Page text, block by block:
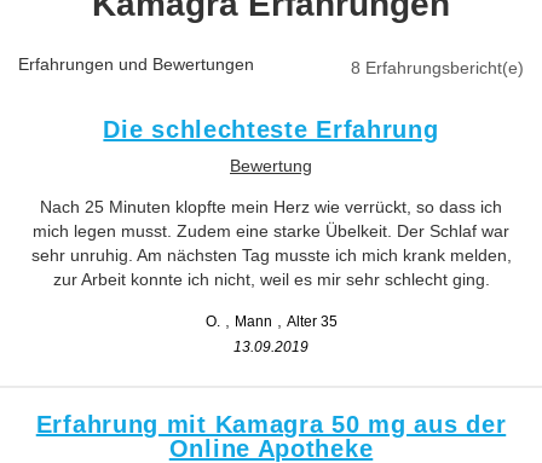
Erfahrungen und Bewertungen 8 Erfahrungsbericht(e)
Die schlechteste Erfahrung
Bewertung
Nach 25 Minuten klopfte mein Herz wie verrückt, so dass ich
mich legen musst. Zudem eine starke Übelkeit. Der Schlaf war
sehr unruhig. Am nächsten Tag musste ich mich krank melden,
zur Arbeit konnte ich nicht, weil es mir sehr schlecht ging.
O. Mann
Alter 35
13.09.2019
Erfahrung mit Kamagra 50 mg aus der
Online Apotheke